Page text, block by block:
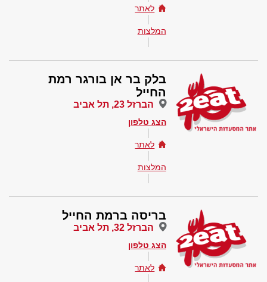
לאתר
המלצות
בלק בר אן בורגר רמת
החייל
הברזל 23, תל אביב
הצג טלפון
לאתר
המלצות
בריסה ברמת החייל
הברזל 32, תל אביב
הצג טלפון
לאתר